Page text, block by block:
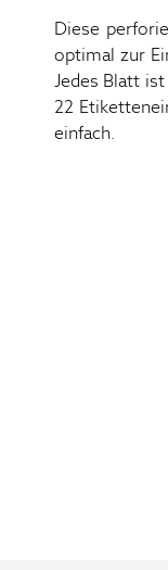
Diese
optimal zur
Jedes Blatt
22
einfach.